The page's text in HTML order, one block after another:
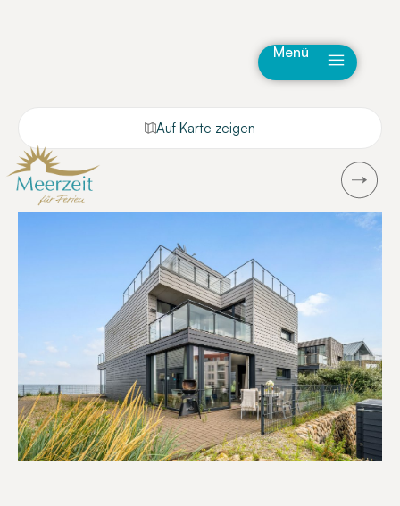
Menü
Auf Karte zeigen
Next